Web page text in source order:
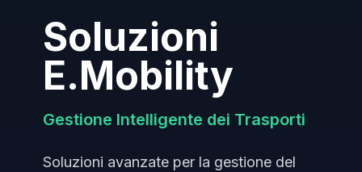
Soluzioni
E.Mobility
Gestione Intelligente dei Trasporti
Soluzioni avanzate per la gestione del